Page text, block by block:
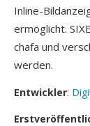
Inline-
ermöglicht.
chafa und
werden.
Entwickler: